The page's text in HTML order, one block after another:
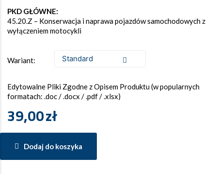
PKD GŁÓWNE:
45.20.Z – Konserwacja i naprawa pojazdów samochodowych z
wyłączeniem motocykli
Wariant:
Edytowalne Pliki Zgodne z Opisem Produktu (w popularnych
formatach: .doc / .docx / .pdf / .xlsx)
39,00zł
Dodaj do koszyka